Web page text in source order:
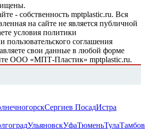
- собственность mptplastic.ru. Вся
на сайте не является публичной
условия политики
пользовательского соглашения
свои данные в любой форме
ООО «МПТ-Пластик» mptplastic.ru.
Сергиев ПосадИстра
УльяновскУфаТюменьТулаТамбов